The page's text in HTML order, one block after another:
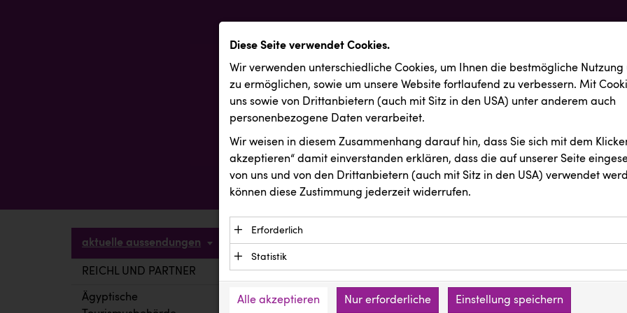
aktuelle aussendungen
REICHL UND PARTNER
Ägyptische
Diese Seite verwendet Cookies.
Wir verwenden unterschiedliche Cookies, um Ihnen die best­mögliche Nutzung
zu ermöglichen, sowie um unsere Website fortlaufend zu verbessern. Mit
uns sowie von Drittanbietern (auch mit Sitz in den USA) unter anderem auch
personenbezogene Daten verarbeitet.
Wir weisen in diesem Zusammenhang darauf hin, dass Sie sich mit dem
akzeptieren“ damit ein­ver­standen erklären, dass die auf unserer Seite
von uns und von den Drittanbietern (auch mit Sitz in den USA) verwendet
können diese Zustimmung jederzeit widerrufen.
Erforderlich
Essenzielle Cookies ermöglichen grundlegende Funktionen und sind für die
Funktion der Website erforderlich. Diese Cookies speichern keine
Daten und werden an keine Dritten übermittelt.
Anbieter: Eigentümer der Website (Erstanbieter)
Statistik
verstehen, wie unsere Besucher unsere Website nutzen.
Alle akzeptieren Nur erforderliche Einstellung speichern